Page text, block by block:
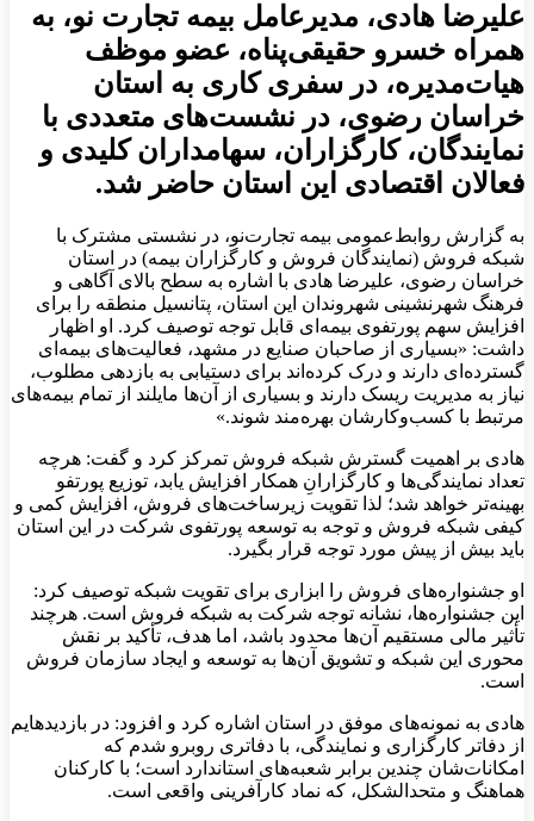
علیرضا هادی، مدیرعامل بیمه تجارت نو، به
همراه خسرو حقیقی‌پناه، عضو موظف
هیات‌مدیره، در سفری کاری به استان
خراسان رضوی، در نشست‌های متعددی با
نمایندگان، کارگزاران، سهامداران کلیدی و
فعالان اقتصادی این استان حاضر شد.
به گزارش روابط‌عمومی بیمه تجارت‌نو، در نشستی مشترک با
شبکه فروش (نمایندگان فروش و کارگزاران بیمه) در استان
خراسان رضوی، علیرضا هادی با اشاره به سطح بالای آگاهی و
فرهنگ شهرنشینی شهروندان این استان، پتانسیل منطقه را برای
افزایش سهم پورتفوی بیمه‌ای قابل توجه توصیف کرد. او اظهار
داشت: «بسیاری از صاحبان صنایع در مشهد، فعالیت‌های بیمه‌ای
گسترده‌ای دارند و درک کرده‌اند برای دستیابی به بازدهی مطلوب،
نیاز به مدیریت ریسک دارند و بسیاری از آن‌ها مایلند از تمام بیمه‌های
مرتبط با کسب‌وکارشان بهره‌مند شوند.»
هادی بر اهمیت گسترش شبکه فروش تمرکز کرد و گفت: هرچه
تعداد نمایندگی‌ها و کارگزارانِ همکار افزایش یابد، توزیع پورتفو
بهینه‌تر خواهد شد؛ لذا تقویت زیرساخت‌های فروش، افزایش کمی و
کیفی شبکه فروش و توجه به توسعه پورتفوی شرکت در این استان
باید بیش از پیش مورد توجه قرار بگیرد.
او جشنواره‌های فروش را ابزاری برای تقویت شبکه توصیف کرد:
این جشنواره‌ها، نشانه توجه شرکت به شبکه فروش است. هرچند
تأثیر مالی مستقیم آن‌ها محدود باشد، اما هدف، تأکید بر نقش
محوری این شبکه و تشویق آن‌ها به توسعه و ایجاد سازمان فروش
است.
هادی به نمونه‌های موفق در استان اشاره کرد و افزود: در بازدیدهایم
از دفاتر کارگزاری و نمایندگی، با دفاتری روبرو شدم که
امکانات‌شان چندین برابر شعبه‌های استاندارد است؛ با کارکنان
هماهنگ و متحدالشکل، که نماد کارآفرینی واقعی است.